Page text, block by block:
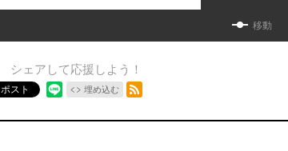
移動
シェアして応援しよう！
ポスト 埋め込む